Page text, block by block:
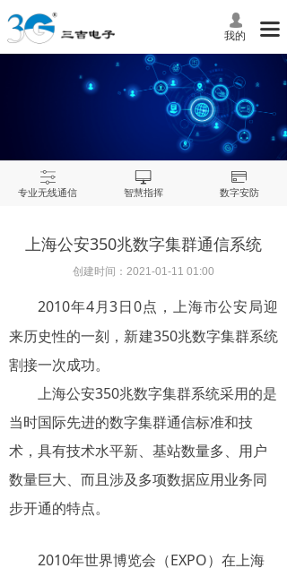
넙
我的
끀
ꀒ
专业无线通信
ꀖ
智慧指挥
ꀔ
数字安防
上海公安350兆数字集群通信系统
创建时间： 2021-01-11 01:00
2010年4月3日0点 ， 上海市公安局迎
来历史性的一刻，新建350兆数字集群系统
割接一次成功。
上海公安350兆数字集群系统采用的是
当时国际先进的数字集群通信标准和技
术，具有技术水平新、基站数量多、用户
数量巨大、而且涉及多项数据应用业务同
步开通的特点。
2010年世界博览会（EXPO）在上海